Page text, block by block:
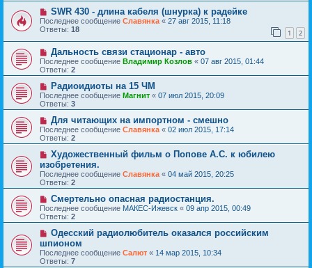
SWR 430 - длина кабеля (шнурка) к радейке
Последнее сообщение Славянка « 27 авг 2015, 11:18
Ответы: 18 1 2
Дальность связи стационар - авто
Последнее сообщение Владимир Козлов « 07 авг 2015, 01:44
Ответы: 2
Радиоидиоты на 15 ЧМ
Последнее сообщение Магнит « 07 июл 2015, 20:09
Ответы: 3
Для читающих на импортном - смешно
Последнее сообщение Славянка« 02 июл 2015, 17:14
Ответы: 2
Художественный фильм о Попове А.С. к юбилею
изобретения.
Последнее сообщение Славянка« 04 май 2015, 20:25
Ответы: 2
Смертельно опасная радиостанция.
Последнее сообщение МАКЕС-Ижевск « 09 апр 2015, 00:49
Ответы: 2
Одесский радиолюбитель оказался российским
шпионом
Последнее сообщение Салют « 14 мар 2015, 10:34
Ответы: 7